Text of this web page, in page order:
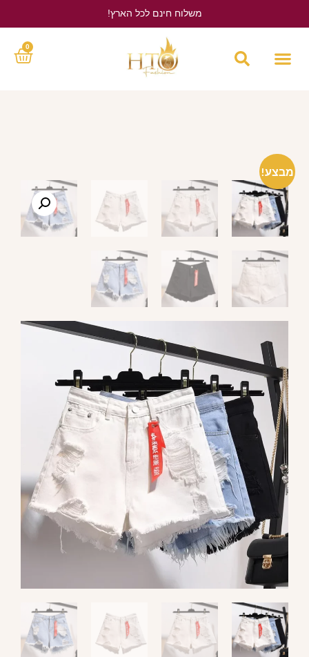
משלוח חינם לכל הארץ!
0
מבצע!